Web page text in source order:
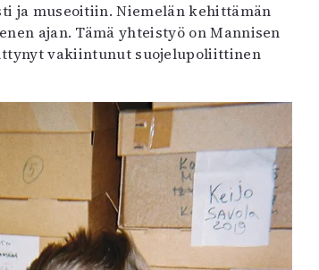
ja museoitiin. Niemelän kehittämän
ajan. Tämä yhteistyö on Mannisen
vakiintunut suojelupoliittinen